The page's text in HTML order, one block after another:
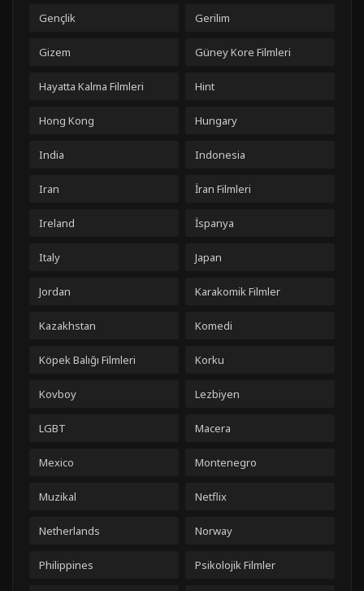
Gençlik Gerilim
Gizem Güney Kore Filmleri
Hayatta Kalma Filmleri Hint
Hong Kong Hungary
India Indonesia
Iran İran Filmleri
Ireland İspanya
Italy Japan
Jordan Karakomik Filmler
Kazakhstan Komedi
Köpek Balığı Filmleri Korku
Kovboy Lezbiyen
LGBT Macera
Mexico Montenegro
Muzikal Netflix
Netherlands Norway
Philippines Psikolojik Filmler